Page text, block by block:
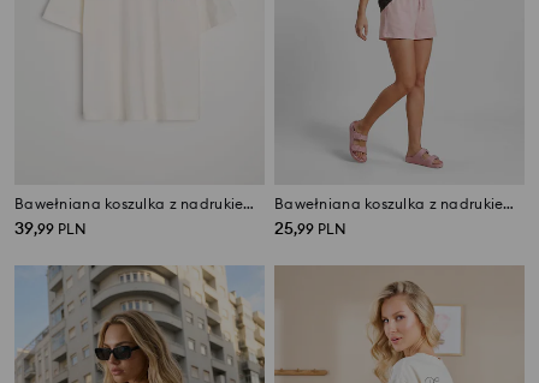
Bawełniana koszulka z nadrukiem na plecach Tweety
39,99 PLN
Bawełniana koszulka z nadrukiem na plecach Barbie
25,99 PLN